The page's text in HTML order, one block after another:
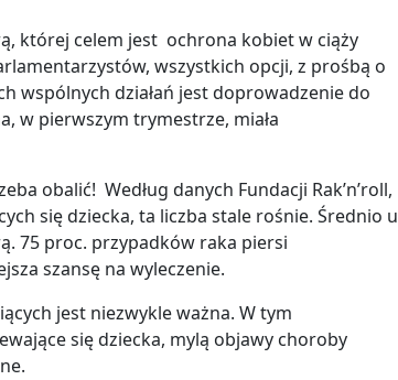
której celem jest ochrona kobiet w ciąży
wszystkich opcji, z prośbą o
wspólnych działań jest doprowadzenie do
w pierwszym trymestrze, miała
obalić! Według danych Fundacji Rak’n’roll,
się dziecka, ta liczba stale rośnie. Średnio u
75 proc. przypadków raka piersi
szansę na wyleczenie.
jest niezwykle ważna. W tym
się dziecka, mylą objawy choroby